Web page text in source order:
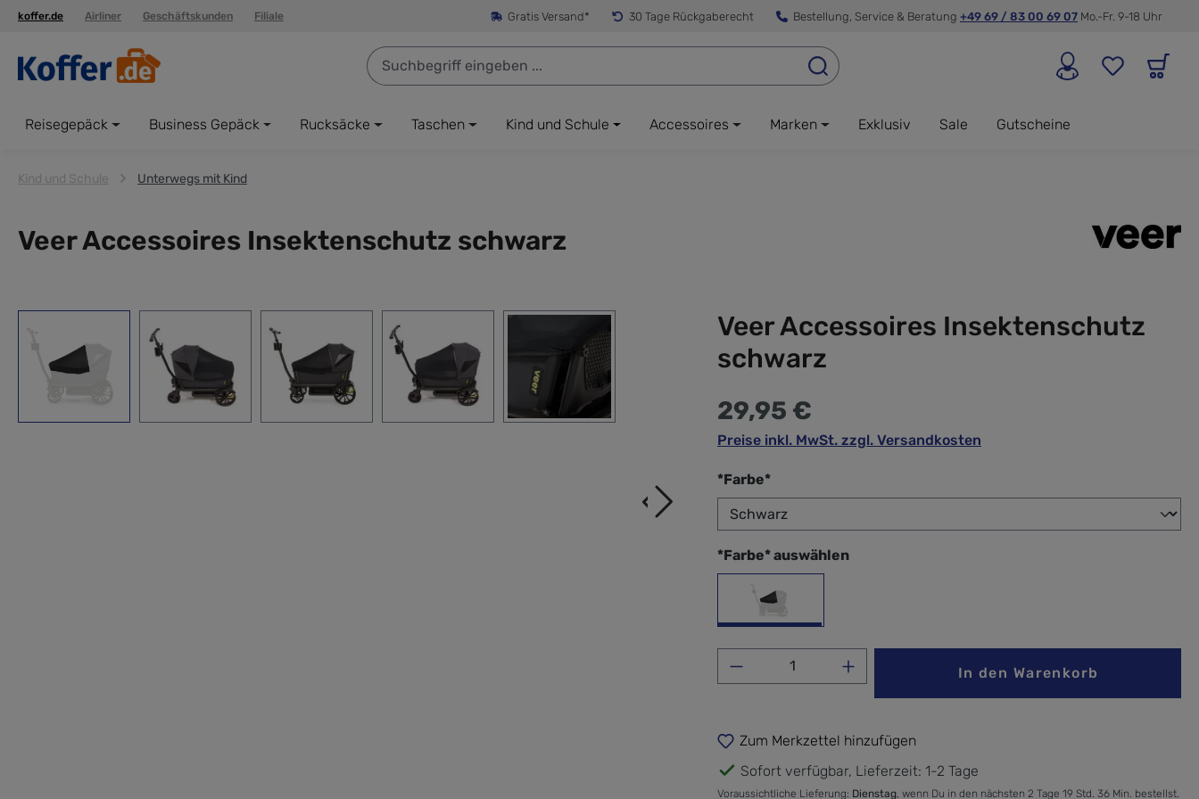
Zur Hauptnavigation springen
koffer.de Airliner Geschäftskunden Filiale Gratis Versand* 30 Tage Rückgaberecht Bestellung, Service & Beratung +49 69 / 83 00 69 07 Mo.-Fr. 9-18 Uhr
Reisegepäck Business Gepäck Rucksäcke Taschen Kind und Schule Accessoires Marken Exklusiv Sale Gutscheine
Kind und Schule Unterwegs mit Kind
Veer Accessoires Insektenschutz schwarz
Veer Accessoires Insektenschutz
schwarz
29,95 €
Preise inkl. MwSt. zzgl. Versandkosten
*Farbe*auswählen
*Farbe* auswählen
Produkt Anzahl: Gib den gewünschten Wert ein
In den Warenkorb
Zum Merkzettel hinzufügen
Sofort verfügbar, Lieferzeit: 1-2 Tage
Voraussichtliche Lieferung: Dienstag , wenn Du in den nächsten 2 Tage 19 Std. 36 Min. bestellst.